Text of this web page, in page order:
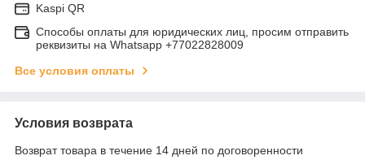
Kaspi QR
Способы оплаты для юридических лиц, просим отправить
реквизиты на Whatsapp +77022828009
Все условия оплаты
Условия возврата
Возврат товара в течение 14 дней по договоренности